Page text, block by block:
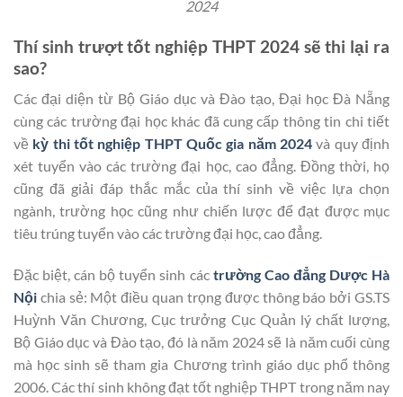
2024
Thí sinh trượt tốt nghiệp THPT 2024 sẽ thi lại ra
sao?
Các đại diện từ Bộ Giáo dục và Đào tạo, Đại học Đà Nẵng
cùng các trường đại học khác đã cung cấp thông tin chi tiết
về kỳ thi tốt nghiệp THPT Quốc gia năm 2024 và quy định
xét tuyển vào các trường đại học, cao đẳng. Đồng thời, họ
cũng đã giải đáp thắc mắc của thí sinh về việc lựa chọn
ngành, trường học cũng như chiến lược để đạt được mục
tiêu trúng tuyển vào các trường đại học, cao đẳng.
Đặc biệt, cán bộ tuyển sinh các trường Cao đẳng Dược Hà
Nội chia sẻ: Một điều quan trọng được thông báo bởi GS.TS
Huỳnh Văn Chương, Cục trưởng Cục Quản lý chất lượng,
Bộ Giáo dục và Đào tạo, đó là năm 2024 sẽ là năm cuối cùng
mà học sinh sẽ tham gia Chương trình giáo dục phổ thông
2006. Các thí sinh không đạt tốt nghiệp THPT trong năm nay